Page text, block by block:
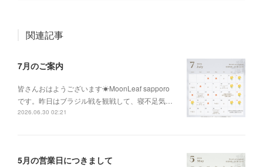
関連記事
7月のご案内
皆さんおはようございます☀MoonLeaf sapporo
です。昨日はブラジル戦を観戦して、寝不足気…
2026.06.30 02:21
5月の営業日につきまして